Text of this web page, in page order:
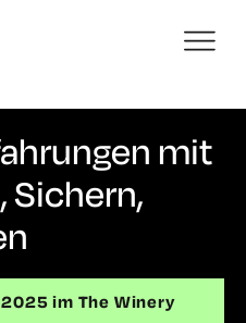
mit
Sichern,
im The Winery